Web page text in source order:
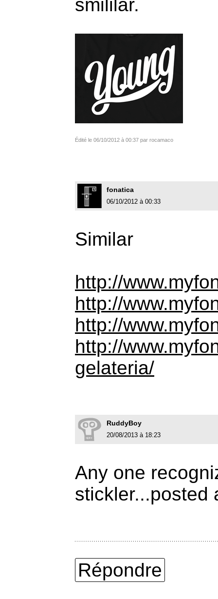
smililar.
Édité le 06/10/2012 à 00:37 par rocamaco
fonatica
06/10/2012 à 00:33
Similar
http://
http://
http://
http://
gelateria/
RuddyBoy
20/08/2013 à 18:23
Any one
stickler...posted
Répondre